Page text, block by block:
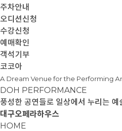
주차안내
오디션신청
수강신청
예매확인
객석기부
코코아
A Dream Venue for the Performing
DOH PERFORMANCE
풍성한 공연들로 일상에서 누리는 예
대구오페라하우스
HOME